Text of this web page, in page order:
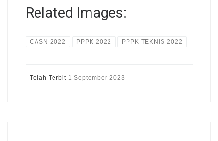
Related Images:
CASN 2022 PPPK 2022 PPPK TEKNIS 2022
Telah Terbit 1 September 2023